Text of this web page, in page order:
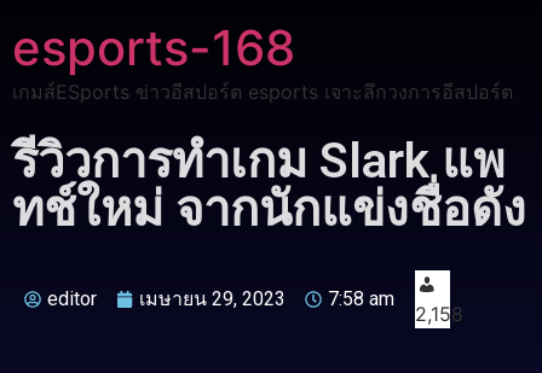
esports-168
เกมส์ESports ข่าวอีสปอร์ต esports เจาะลึกวงการอีสปอร์ต
รีวิวการทำเกม Slark แพ
ทช์ใหม่ จากนักแข่งชื่อดัง
editor เมษายน 29, 2023 7:58 am
2,158